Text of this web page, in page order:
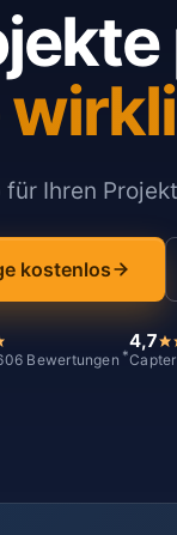
für Ihren
kostenlos
Bewertungen *
4,7